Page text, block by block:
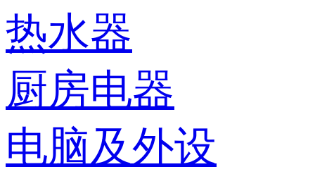
热水器
厨房电器
电脑及外设